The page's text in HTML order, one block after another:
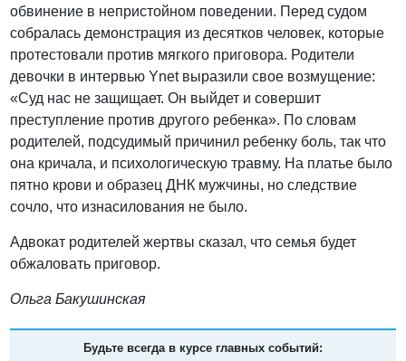
обвинение в непристойном поведении. Перед судом
собралась демонстрация из десятков человек, которые
протестовали против мягкого приговора. Родители
девочки в интервью Ynet выразили свое возмущение:
«Суд нас не защищает. Он выйдет и совершит
преступление против другого ребенка». По словам
родителей, подсудимый причинил ребенку боль, так что
она кричала, и психологическую травму. На платье было
пятно крови и образец ДНК мужчины, но следствие
сочло, что изнасилования не было.
Адвокат родителей жертвы сказал, что семья будет
обжаловать приговор.
Ольга Бакушинская
Будьте всегда в курсе главных событий: